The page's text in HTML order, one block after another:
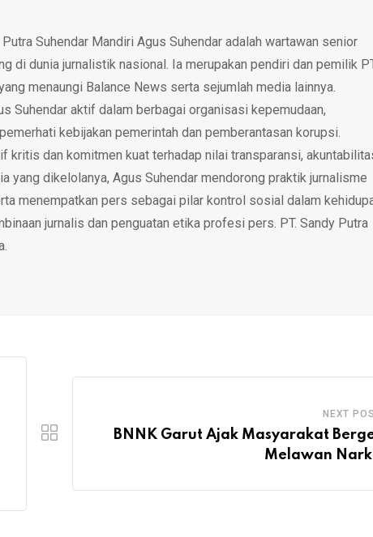
Suhendar Mandiri Agus Suhendar adalah wartawan senior
di dunia jurnalistik nasional. Ia merupakan pendiri dan pemilik
menaungi Balance News serta sejumlah media lainnya.
Suhendar aktif dalam berbagai organisasi kepemudaan,
kebijakan pemerintah dan pemberantasan korupsi.
dan komitmen kuat terhadap nilai transparansi,
yang dikelolanya, Agus Suhendar mendorong praktik jurnalisme
menempatkan pers sebagai pilar kontrol sosial dalam
jurnalis dan penguatan etika profesi pers. PT. Sandy Putra
NEXT
BNNK Garut Ajak Masyarakat
Melawan